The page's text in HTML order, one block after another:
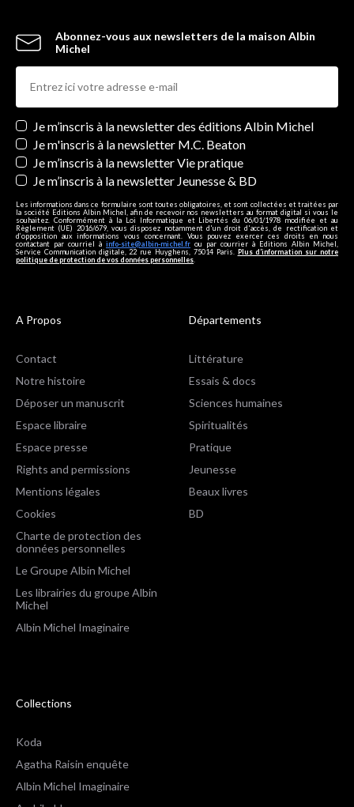
Abonnez-vous aux newsletters de la maison Albin
Michel
Newsletters
Je m’inscris à la newsletter des éditions Albin Michel
Je m'inscris à la newsletter M.C. Beaton
Je m’inscris à la newsletter Vie pratique
Je m’inscris à la newsletter Jeunesse & BD
Les informations dans ce formulaire sont toutes obligatoires, et sont collectées et traitées par
la société Editions Albin Michel, afin de recevoir nos newsletters au format digital si vous le
souhaitez. Conformément à la Loi Informatique et Libertés du 06/01/1978 modifiée et au
Règlement (UE) 2016/679, vous disposez notamment d'un droit d'accès, de rectification et
d’opposition aux informations vous concernant. Vous pouvez exercer ces droits en nous
contactant par courriel à info-site@albin-michel.fr ou par courrier à Editions Albin Michel,
Service Communication digitale, 22 rue Huyghens, 75014 Paris. Plus d’information sur notre
politique de protection de vos données personnelles
A Propos
Contact
Notre histoire
Déposer un manuscrit
Espace libraire
Espace presse
Rights and permissions
Mentions légales
Cookies
Charte de protection des
données personnelles
Le Groupe Albin Michel
Les librairies du groupe Albin
Michel
Albin Michel Imaginaire
Départements
Littérature
Essais & docs
Sciences humaines
Spiritualités
Pratique
Jeunesse
Beaux livres
BD
Collections
Koda
Agatha Raisin enquête
Albin Michel Imaginaire